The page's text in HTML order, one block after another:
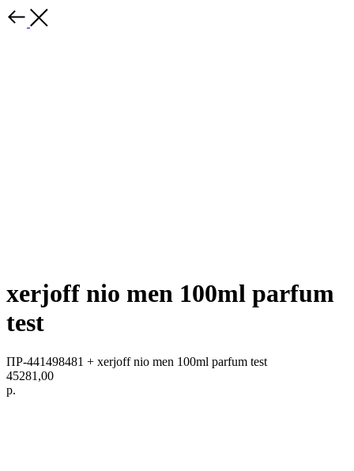
xerjoff nio men 100ml parfum
test
ПР-441498481 + xerjoff nio men 100ml parfum test
45281,00
р.